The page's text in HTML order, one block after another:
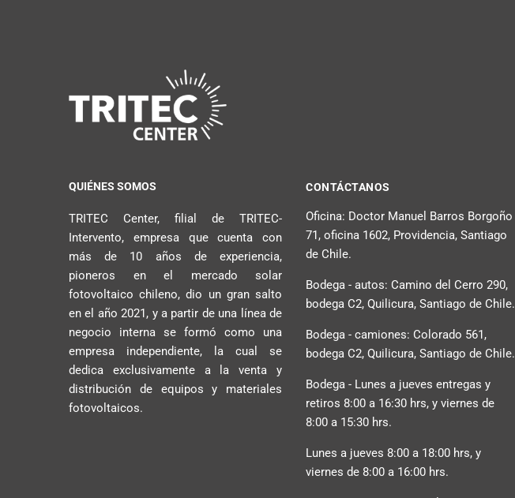
QUIÉNES SOMOS
TRITEC Center, filial de TRITEC-
Intervento, empresa que cuenta con
más de 10 años de experiencia,
pioneros en el mercado solar
fotovoltaico chileno, dio un gran salto
en el año 2021, y a partir de una línea de
negocio interna se formó como una
empresa independiente, la cual se
dedica exclusivamente a la venta y
distribución de equipos y materiales
fotovoltaicos.
CONTÁCTANOS
Oficina: Doctor Manuel Barros Borgoño
71, oficina 1602, Providencia, Santiago
de Chile.
Bodega - autos: Camino del Cerro 290,
bodega C2, Quilicura, Santiago de Chile.
Bodega - camiones: Colorado 561,
bodega C2, Quilicura, Santiago de Chile.
Bodega - Lunes a jueves entregas y
retiros 8:00 a 16:30 hrs, y viernes de
8:00 a 15:30 hrs.
Lunes a jueves 8:00 a 18:00 hrs, y
viernes de 8:00 a 16:00 hrs.